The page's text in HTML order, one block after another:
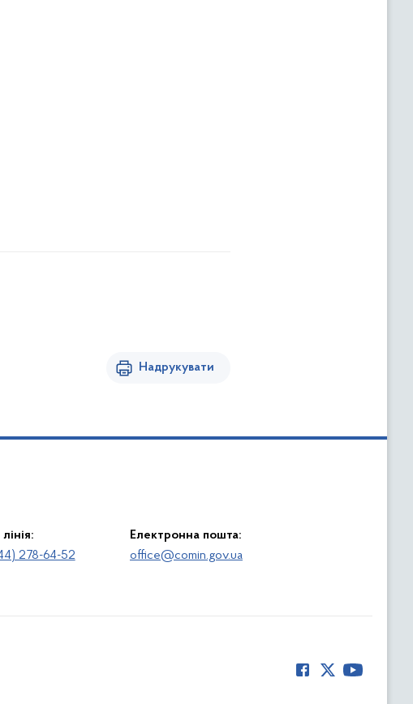
Надрукувати
278-64-52
Електронна пошта:
office@comin.gov.ua